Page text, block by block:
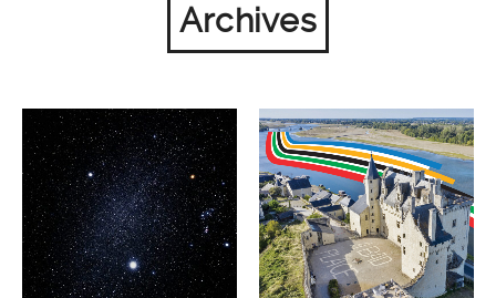
Archives
NUIT BLANCHE 27 MAI
2024
ÉVÉNEMENTS ARCHIVES
ARRIVÉE DE LA FLAMME
OLYMPIQUE 28 MAI 2024
ÉVÉNEMENTS ARCHIVES